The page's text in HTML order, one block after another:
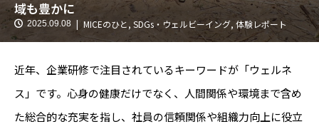
域も豊かに
2025.09.08 MICEのひと, SDGs・ウェルビーイング, 体験レポート
近年、企業研修で注目されているキーワードが「ウェルネ
ス」です。心身の健康だけでなく、人間関係や環境まで含め
た総合的な充実を指し、社員の信頼関係や組織力向上に役立